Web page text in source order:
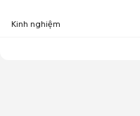
Kinh nghiệm